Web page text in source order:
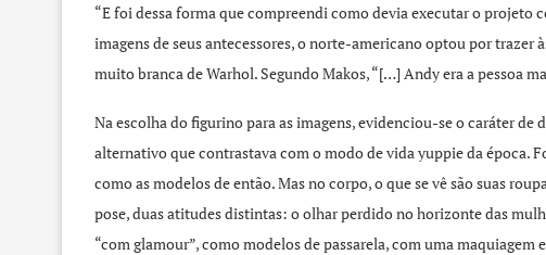
“E foi dessa forma que compreendi como devia executar o projeto
imagens de seus antecessores, o norte-americano optou por trazer
muito branca de Warhol. Segundo Makos, “[…] Andy era a pessoa
Na escolha do figurino para as imagens, evidenciou-se o caráter
alternativo que contrastava com o modo de vida yuppie da época.
como as modelos de então. Mas no corpo, o que se vê são suas
pose, duas atitudes distintas: o olhar perdido no horizonte das
“com glamour”, como modelos de passarela, com uma maquiagem